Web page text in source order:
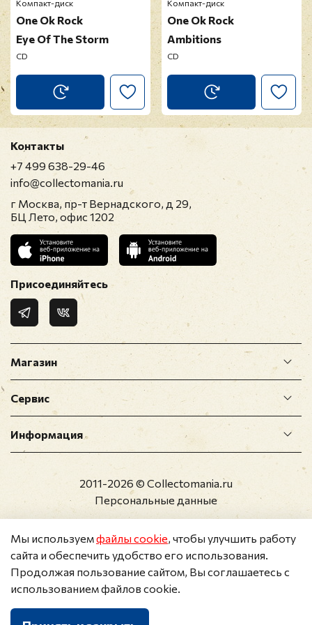
Прикрепить фото
Оставить отзыв
Перед публикацией отзывы проходят
модерацию
Компакт-диск
One Ok Rock
Eye Of The Storm
CD
Компакт-диск
One Ok Rock
Ambitions
CD
Магазин
Сервис
Информация
Контакты
+7 499 638-29-46
info@collectomania.ru
г Москва, пр-т Вернадского, д 29,
БЦ Лето, офис 1202
Присоединяйтесь
2011-2026 © Collectomania.ru
Персональные данные
Мы используемфайлы cookie, чтобы улучшить работу
сайта и обеспечить удобство его использования.
Продолжая пользование сайтом, Вы соглашаетесь с
использованием файлов cookie.